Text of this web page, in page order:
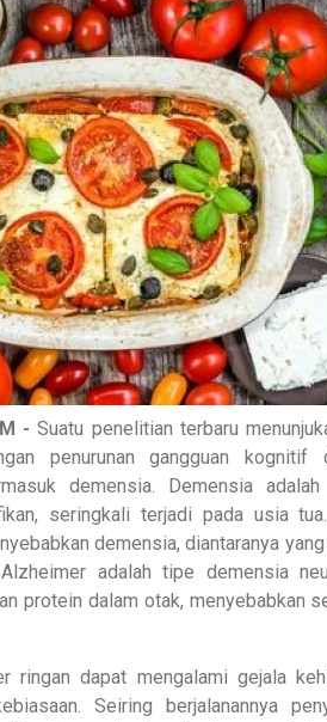
- Suatu penelitian terbaru
penurunan gangguan kognitif
demensia. Demensia
seringkali terjadi pada usia
demensia, diantaranya
adalah tipe demensia
protein dalam otak, menyebabkan
dapat mengalami gejala
Seiring berjalanannya